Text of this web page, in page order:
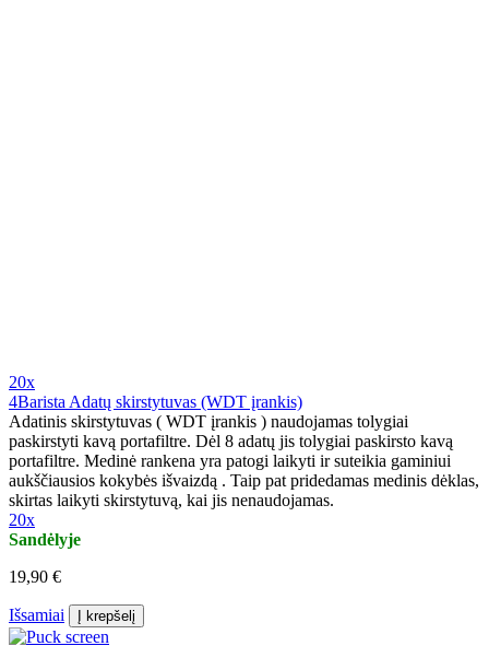
20x
4Barista Adatų skirstytuvas (WDT įrankis)
Adatinis skirstytuvas ( WDT įrankis ) naudojamas tolygiai
paskirstyti kavą portafiltre. Dėl 8 adatų jis tolygiai paskirsto kavą
portafiltre. Medinė rankena yra patogi laikyti ir suteikia gaminiui
aukščiausios kokybės išvaizdą . Taip pat pridedamas medinis dėklas,
skirtas laikyti skirstytuvą, kai jis nenaudojamas.
20x
Sandėlyje
19,90 €
Išsamiai Į krepšelį